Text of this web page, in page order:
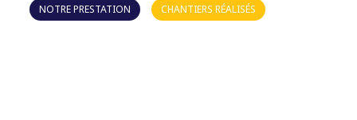
NOTRE PRESTATION CHANTIERS RÉALISÉS